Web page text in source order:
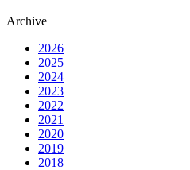
Archive
2026
2025
2024
2023
2022
2021
2020
2019
2018